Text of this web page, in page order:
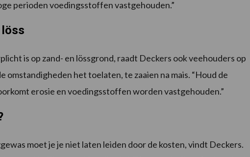
perioden voedingsstoffen vastgehouden.”
löss
is op zand- en lössgrond, raadt Deckers ook veehouders op
omstandigheden het toelaten, te zaaien na mais. “Houd de
erosie en voedingsstoffen worden vastgehouden.”
moet je je niet laten leiden door de kosten, vindt Deckers.